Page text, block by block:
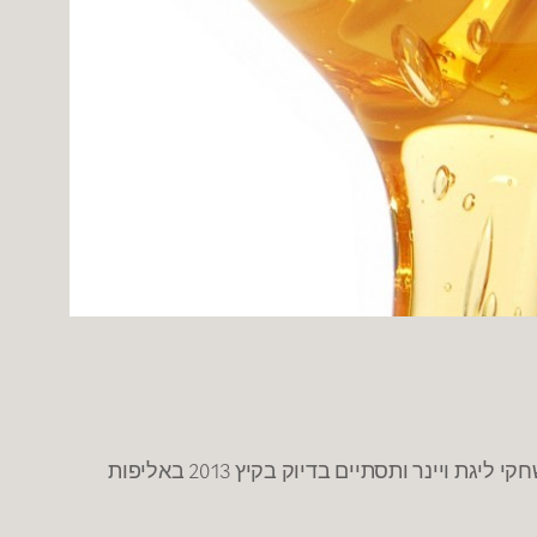
"תחל שנה וברכותיה" . לכבוד שנת תשע"ג אתר דאנק מאחל 3 ברכות שנה טובה לכדורסלן הישראלי, שנה שתתחיל במשחקי ליגת ויינר ותסתיים בדיוק בקיץ 2013 באליפות